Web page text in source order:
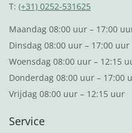
T:(+31) 0252-531625
Maandag 08:00 uur – 17:00
Dinsdag 08:00 uur – 17:00 uur
Woensdag 08:00 uur – 12:15
Donderdag 08:00 uur – 17:00
Vrijdag 08:00 uur – 12:15 uur
Service